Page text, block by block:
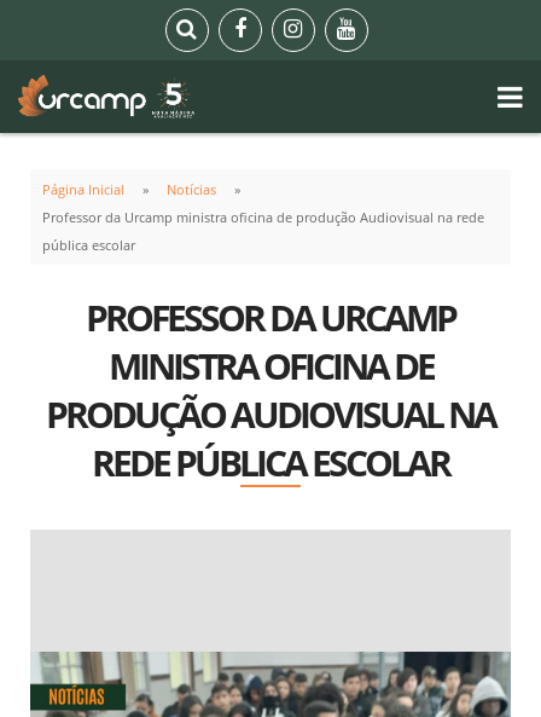
Página Inicial
Notícias
Professor da Urcamp ministra oficina de produção Audiovisual na rede
pública escolar
PROFESSOR DA URCAMP
MINISTRA OFICINA DE
PRODUÇÃO AUDIOVISUAL NA
REDE PÚBLICA ESCOLAR